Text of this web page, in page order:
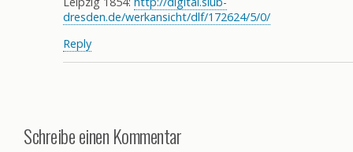
dresden.de/werkansicht/dlf/172624/5/0/
Reply
Schreibe einen Kommentar